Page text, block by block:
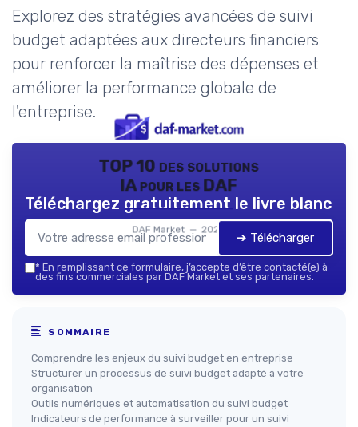
Explorez des stratégies avancées de suivi
budget adaptées aux directeurs financiers
pour renforcer la maîtrise des dépenses et
améliorer la performance globale de
l'entreprise.
TOP 10 des solutions
IA pour les DAF
DAF Market — 2026
Téléchargez gratuitement le livre blanc
➔ Télécharger
* En remplissant ce formulaire, j’accepte d’être contacté(e) à
des fins commerciales par DAF Market et ses partenaires.
SOMMAIRE
Comprendre les enjeux du suivi budget en entreprise
Structurer un processus de suivi budget adapté à votre
organisation
Outils numériques et automatisation du suivi budget
Indicateurs de performance à surveiller pour un suivi